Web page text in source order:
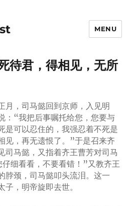
MENU
待君，得相见，无所
月，司马懿回到京师，入见明
：“我把后事嘱托给您，您要与
是可以忍住的，我强忍着不死是
见，再无遗恨了。”于是召来齐
司马懿，又指着齐王曹芳对司马
细看看，不要看错！”又教齐王
脖颈，司马懿叩头流泪。这一
，明帝旋即去世。